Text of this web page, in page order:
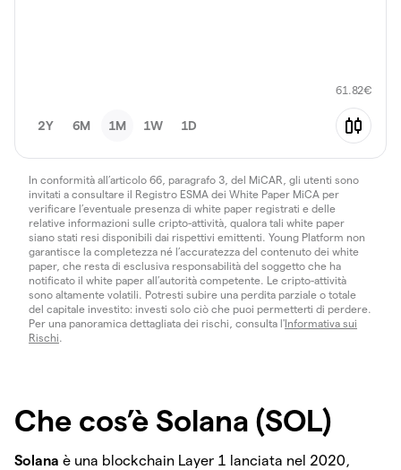
61.82€
2Y 6M 1M 1W 1D
In conformità all’articolo 66, paragrafo 3, del MiCAR, gli utenti sono
invitati a consultare il Registro ESMA dei White Paper MiCA per
verificare l’eventuale presenza di white paper registrati e delle
relative informazioni sulle cripto-attività, qualora tali white paper
siano stati resi disponibili dai rispettivi emittenti. Young Platform non
garantisce la completezza né l’accuratezza del contenuto dei white
paper, che resta di esclusiva responsabilità del soggetto che ha
notificato il white paper all’autorità competente. Le cripto-attività
sono altamente volatili. Potresti subire una perdita parziale o totale
del capitale investito: investi solo ciò che puoi permetterti di perdere.
Per una panoramica dettagliata dei rischi, consulta l'Informativa sui
Rischi.
Che cos’è Solana (SOL)
Solana è una blockchain Layer 1 lanciata nel 2020,